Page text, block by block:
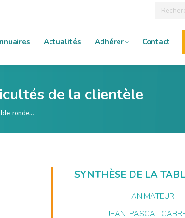
Recherche
Actualités Adhérer Contact
de la clientèle
ronde…
SYNTHÈSE DE LA
ANIMATEUR
JEAN-PASCAL